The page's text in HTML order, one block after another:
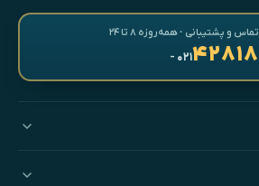
تماس و پشتیبانی · همه‌روزه ۸ تا ۲۴
۴۲۸۱۸- ۰۲۱